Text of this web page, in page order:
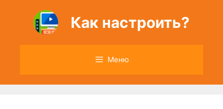
содержимому
Как настроить?
Меню